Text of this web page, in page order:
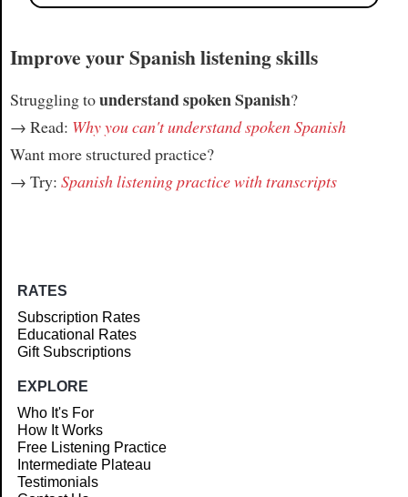
Improve your Spanish listening skills
Struggling tounderstand spoken Spanish?
→ Read: Why you can't understand spoken Spanish
Want more structured practice?
→ Try: Spanish listening practice with transcripts
RATES
Subscription Rates
Educational Rates
Gift Subscriptions
EXPLORE
Who It's For
How It Works
Free Listening Practice
Intermediate Plateau
Testimonials